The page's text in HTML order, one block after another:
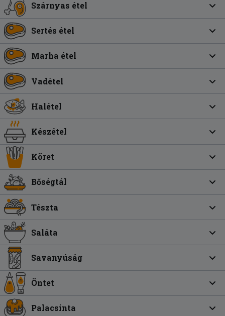
Szárnyas étel
Sertés étel
Marha étel
Vadétel
Halétel
Készétel
Köret
Bőségtál
Tészta
Saláta
Savanyúság
Öntet
Palacsinta